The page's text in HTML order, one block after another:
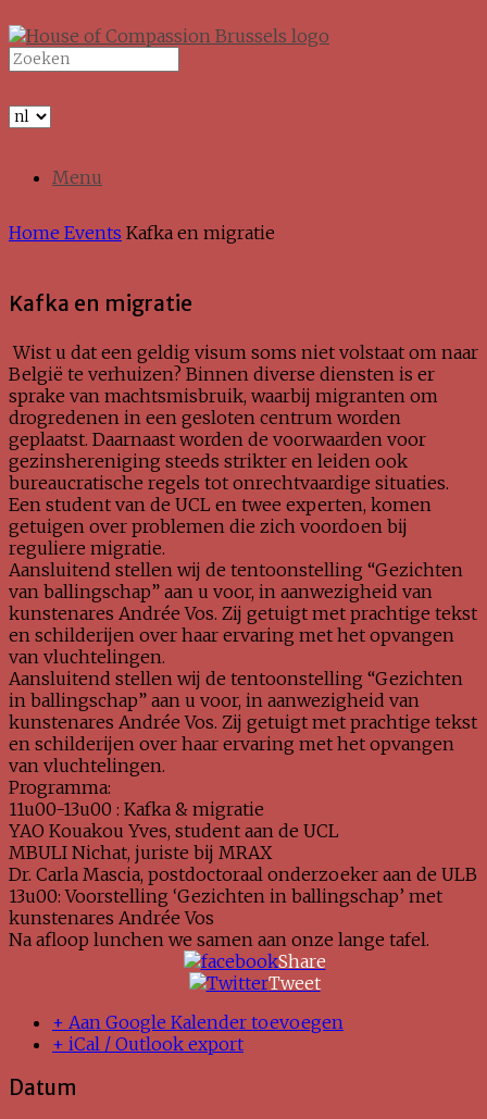
naar
de
Zoeken
naar:
Menu
Home Events Kafka en migratie
Kafka en migratie
Wist u dat een geldig visum soms niet volstaat om naar
België te verhuizen? Binnen diverse diensten is er
sprake van machtsmisbruik, waarbij migranten om
drogredenen in een gesloten centrum worden
geplaatst. Daarnaast worden de voorwaarden voor
gezinshereniging steeds strikter en leiden ook
bureaucratische regels tot onrechtvaardige situaties.
Een student van de UCL en twee experten, komen
getuigen over problemen die zich voordoen bij
reguliere migratie.
Aansluitend stellen wij de tentoonstelling “Gezichten
van ballingschap” aan u voor, in aanwezigheid van
kunstenares Andrée Vos. Zij getuigt met prachtige tekst
en schilderijen over haar ervaring met het opvangen
van vluchtelingen.
Aansluitend stellen wij de tentoonstelling “Gezichten
in ballingschap” aan u voor, in aanwezigheid van
kunstenares Andrée Vos. Zij getuigt met prachtige tekst
en schilderijen over haar ervaring met het opvangen
van vluchtelingen.
Programma:
11u00-13u00 : Kafka & migratie
YAO Kouakou Yves, student aan de UCL
MBULI Nichat, juriste bij MRAX
Dr. Carla Mascia, postdoctoraal onderzoeker aan de ULB
13u00: Voorstelling ‘Gezichten in ballingschap’ met
kunstenares Andrée Vos
Na afloop lunchen we samen aan onze lange tafel.
Share
Tweet
+ Aan Google Kalender toevoegen
+ iCal / Outlook export
Datum